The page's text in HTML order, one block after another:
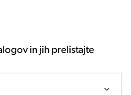
in jih prelistajte